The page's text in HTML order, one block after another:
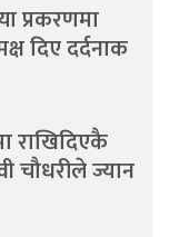
प्रकरणमा
दिए दर्दनाक
राखिदिएकै
चौधरीले ज्यान